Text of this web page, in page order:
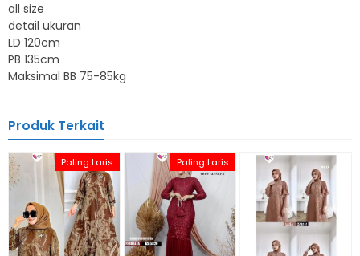
all size
detail ukuran
LD 120cm
PB 135cm
Maksimal BB 75-85kg
Produk Terkait
Paling Laris Paling Laris